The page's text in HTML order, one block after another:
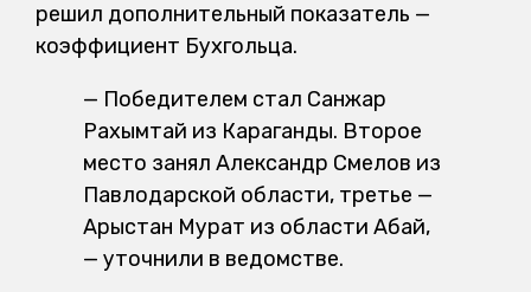
решил дополнительный показатель —
коэффициент Бухгольца.
— Победителем стал Санжар
Рахымтай из Караганды. Второе
место занял Александр Смелов из
Павлодарской области, третье —
Арыстан Мурат из области Абай,
— уточнили в ведомстве.